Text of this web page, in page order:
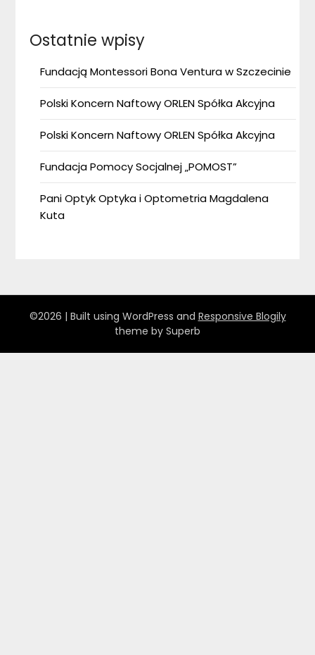
Ostatnie wpisy
Fundacją Montessori Bona Ventura w Szczecinie
Polski Koncern Naftowy ORLEN Spółka Akcyjna
Polski Koncern Naftowy ORLEN Spółka Akcyjna
Fundacja Pomocy Socjalnej „POMOST”
Pani Optyk Optyka i Optometria Magdalena
Kuta
©2026 | Built using WordPress and Responsive Blogily
theme by Superb